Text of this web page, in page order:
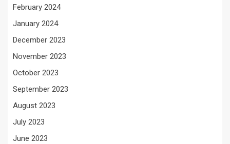
February 2024
January 2024
December 2023
November 2023
October 2023
September 2023
August 2023
July 2023
June 2023